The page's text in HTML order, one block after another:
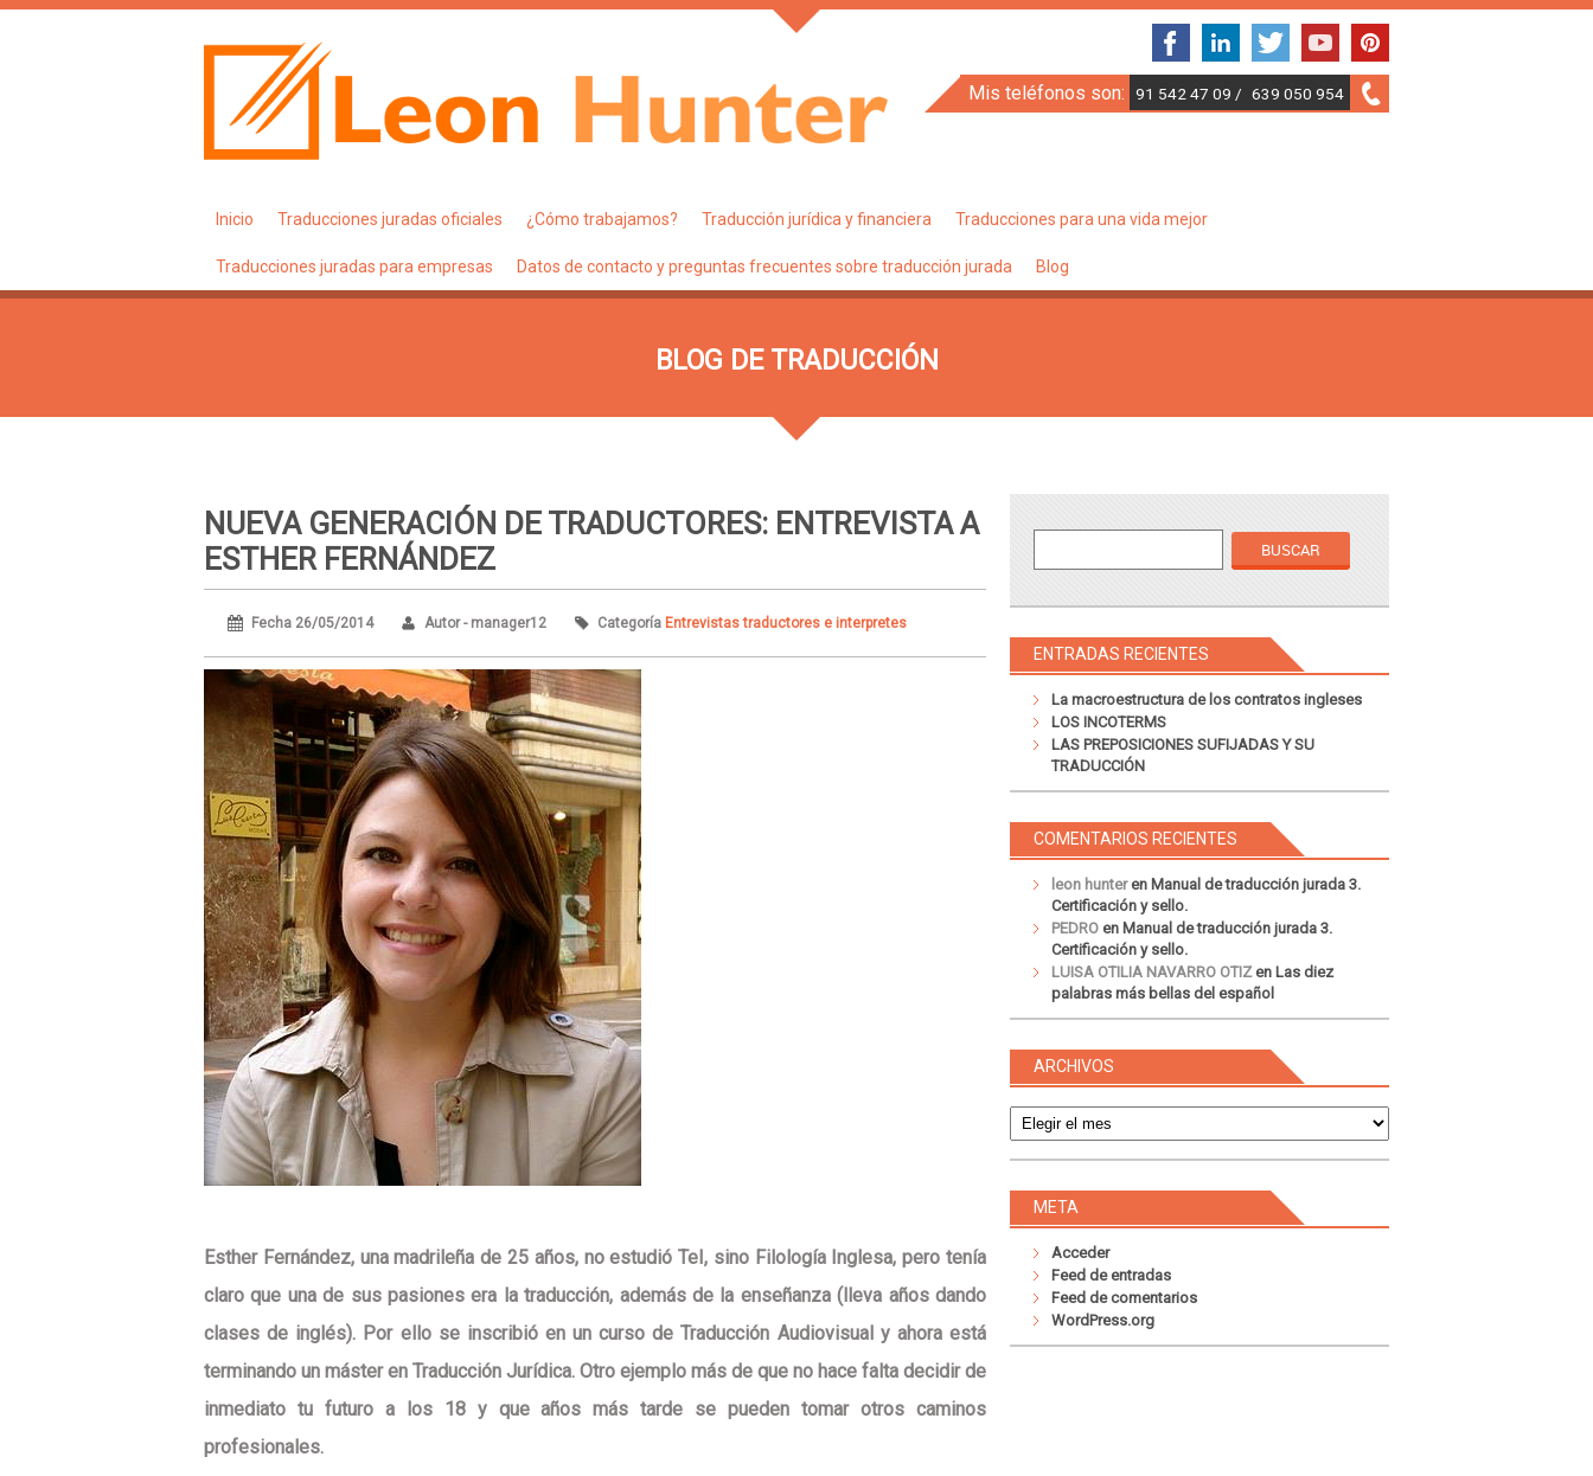
Mis teléfonos son: 91 542 47 09 / 639 050 954
Inicio Traducciones juradas oficiales ¿Cómo trabajamos? Traducción jurídica y financiera Traducciones para una vida mejor
Traducciones juradas para empresas Datos de contacto y preguntas frecuentes sobre traducción jurada Blog
BLOG DE TRADUCCIÓN
NUEVA GENERACIÓN DE TRADUCTORES: ENTREVISTA A
ESTHER FERNÁNDEZ
Fecha 26/05/2014 Autor - manager12 Categoría Entrevistas traductores e interpretes
Esther Fernández, una madrileña de 25 años, no estudió TeI, sino Filología Inglesa, pero tenía
claro que una de sus pasiones era la traducción, además de la enseñanza (lleva años dando
clases de inglés). Por ello se inscribió en un curso de Traducción Audiovisual y ahora está
terminando un máster en Traducción Jurídica. Otro ejemplo más de que no hace falta decidir de
inmediato tu futuro a los 18 y que años más tarde se pueden tomar otros caminos
profesionales.
ENTRADAS RECIENTES
La macroestructura de los contratos ingleses
LOS INCOTERMS
LAS PREPOSICIONES SUFIJADAS Y SU
TRADUCCIÓN
COMENTARIOS RECIENTES
leon hunteren Manual de traducción jurada 3.
Certificación y sello.
PEDRO en Manual de traducción jurada 3.
Certificación y sello.
LUISA OTILIA NAVARRO OTIZen Las diez
palabras más bellas del español
ARCHIVOS
META
Acceder
Feed de entradas
Feed de comentarios
WordPress.org